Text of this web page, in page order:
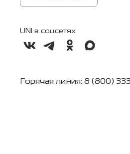
UNI в соцсетях
Горячая линия: 8 (800)